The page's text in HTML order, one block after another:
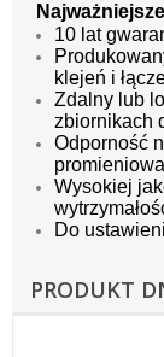
10 lat
klejeń i
Zdalny lub
zbiornikach
Odporność
Wysokiej
Do
PRODUKT